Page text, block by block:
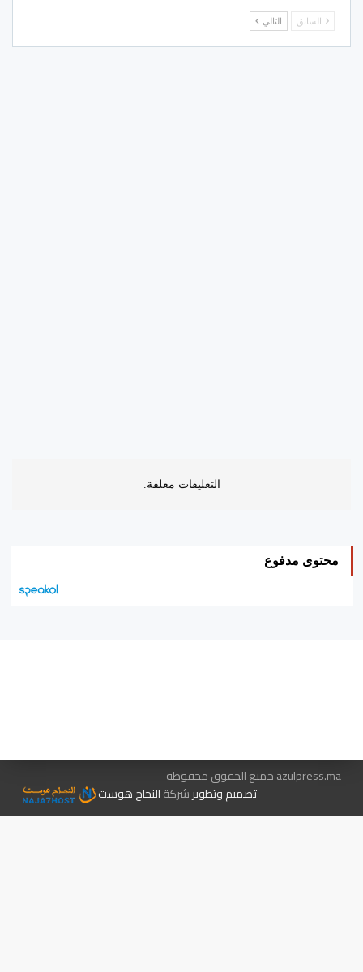
السابق التالي
التعليقات مغلقة.
محتوى مدفوع
azulpress.ma جميع الحقوق محفوظة
تصميم وتطويرشركةالنجاح هوست